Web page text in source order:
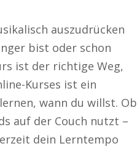
auszudrücken
bist oder schon
ist der richtige Weg,
Kurses ist ein
wann du willst. Ob
auf der Couch nutzt –
dein Lerntempo